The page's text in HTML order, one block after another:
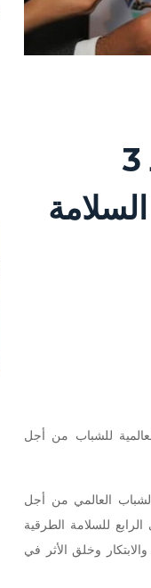
مراكش.. انطلاق أشغال الدورة الـ 3
للشباب من أجل
العالمي من أجل
للسلامة الطرقية
والابتكار وخلق الأثر في